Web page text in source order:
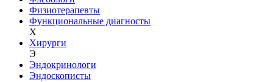
Физиотерапевты
Функциональные диагносты
Х
Хирурги
Э
Эндокринологи
Эндоскописты